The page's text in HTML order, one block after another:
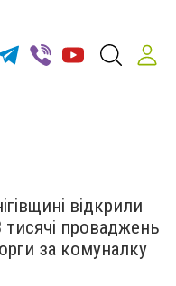
відкрили
тисячі проваджень
за комуналку